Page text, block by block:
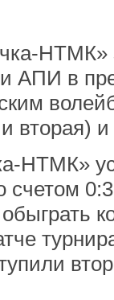
НТМК»
АПИ в
вторая)
НТМК»